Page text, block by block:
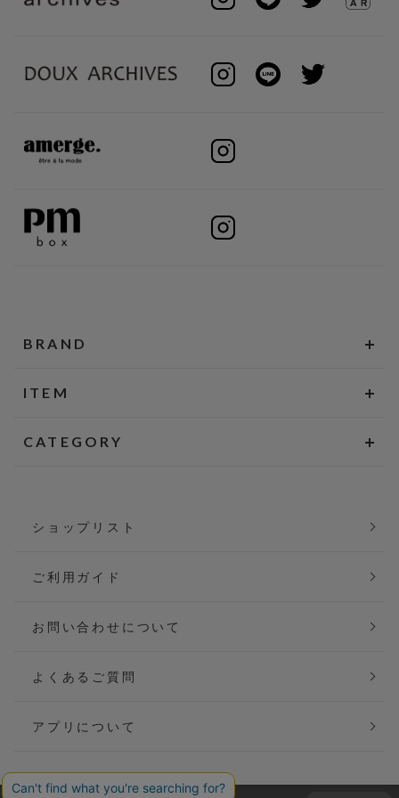
BRAND
ITEM
CATEGORY
ショップリスト
ご利用ガイド
お問い合わせについて
よくあるご質問
アプリについて